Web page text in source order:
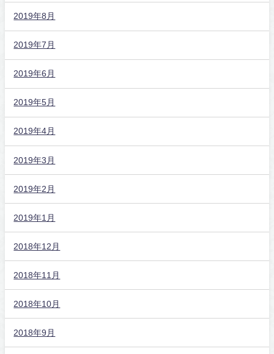
2019年8月
2019年7月
2019年6月
2019年5月
2019年4月
2019年3月
2019年2月
2019年1月
2018年12月
2018年11月
2018年10月
2018年9月